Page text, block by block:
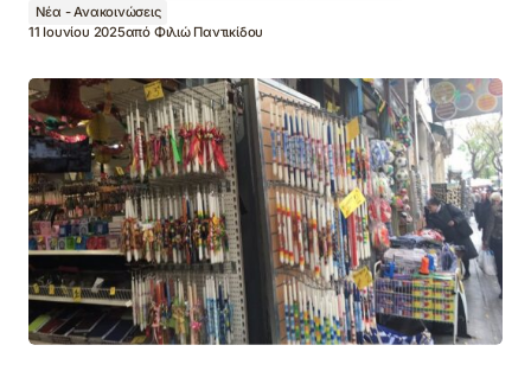
Νέα - Ανακοινώσεις
11 Ιουνίου 2025από Φιλιώ Παντικίδου